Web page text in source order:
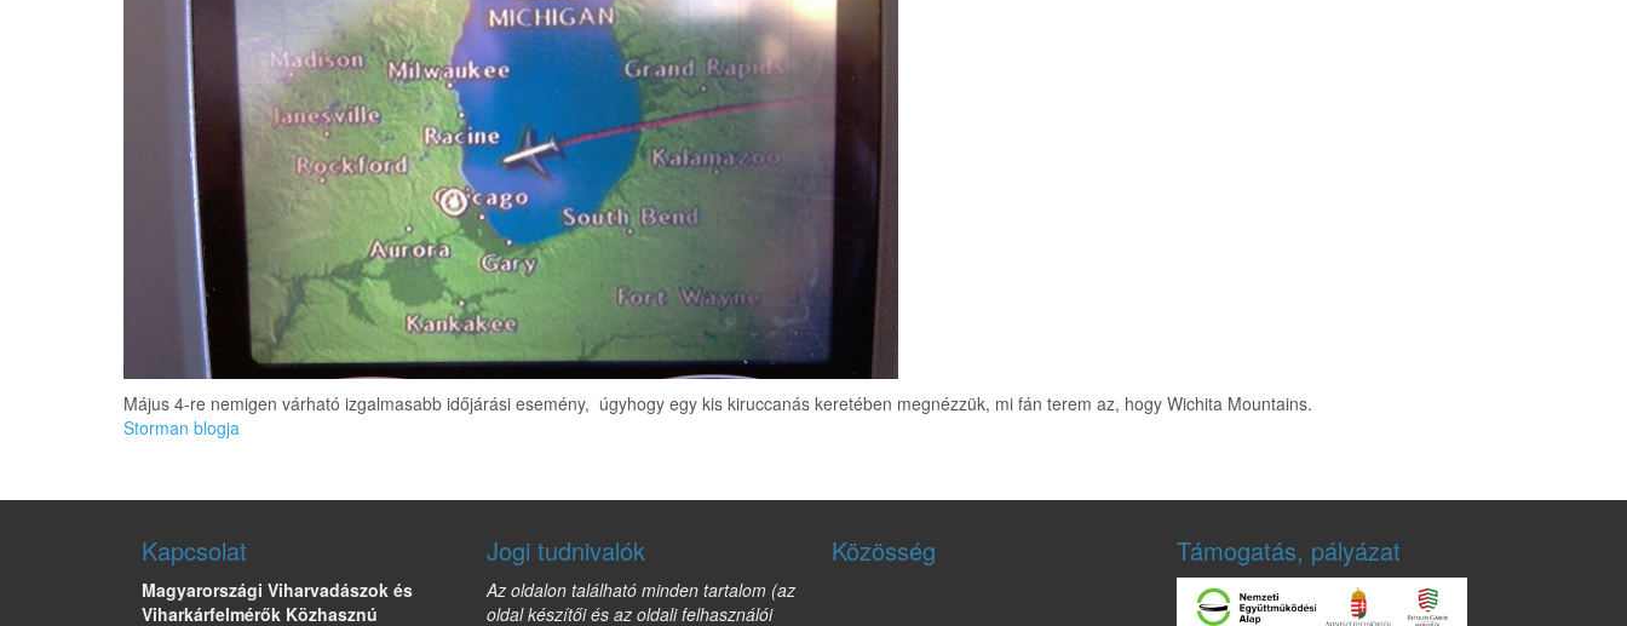
Május 4-re nemigen várható izgalmasabb időjárási esemény, úgyhogy egy kis kiruccanás keretében megnézzük, mi fán terem az, hogy Wichita Mountains.
Storman blogja
Kapcsolat
Magyarországi Viharvadászok és
Viharkárfelmérők Közhasznú
Jogi tudnivalók
Az oldalon található minden tartalom (az
oldal készítői és az oldali felhasználói
Közösség Támogatás, pályázat